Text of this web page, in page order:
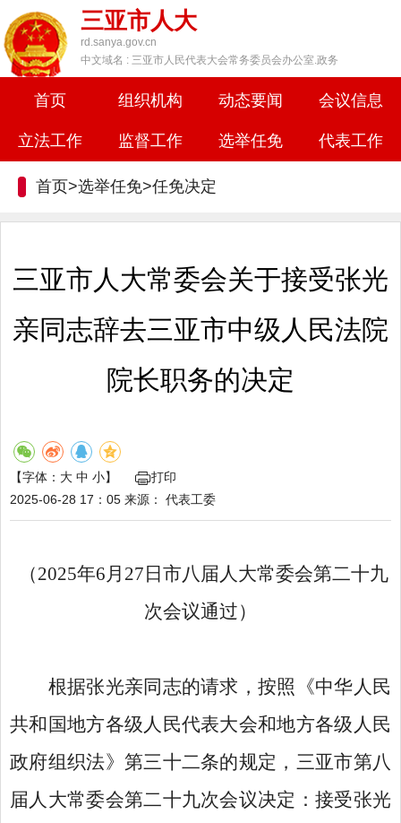
三亚市人大
rd.sanya.gov.cn
中文域名 : 三亚市人民代表大会常务委员会办公室.政务
首页 组织机构 动态要闻 会议信息
立法工作 监督工作 选举任免 代表工作
首页>选举任免>任免决定
三亚市人大常委会关于接受张光
亲同志辞去三亚市中级人民法院
院长职务的决定
【字体： 大 中 小】
打印
2025-06-28 17：05 来源： 代表工委
（2025年6月27日市八届人大常委会第二十九
次会议通过）
根据张光亲同志的请求，按照《中华人民
共和国地方各级人民代表大会和地方各级人民
政府组织法》第三十二条的规定，三亚市第八
届人大常委会第二十九次会议决定：接受张光